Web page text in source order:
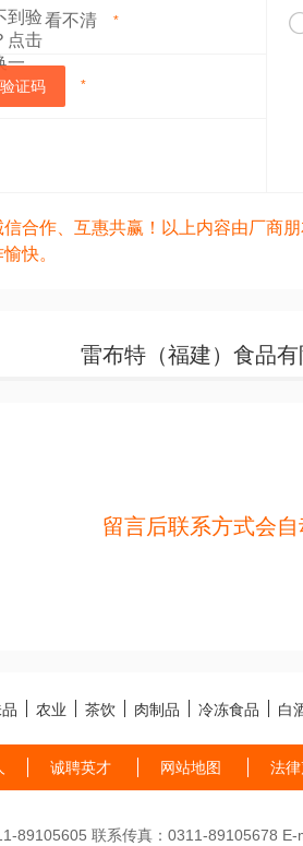
看不清 *
证码 *
合作、互惠共赢！以上内容由厂商
快。
雷布特（福建）食品
留言后联系方式会
农业 茶饮 肉制品 冷冻食品 白
诚聘英才 网站地图 法律
89105605 联系传真：0311-89105678